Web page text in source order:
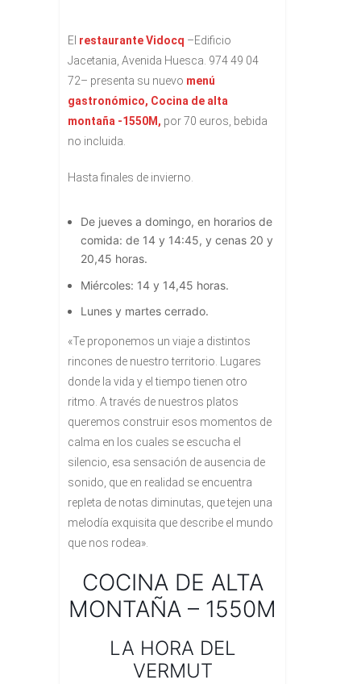
El restaurante Vidocq –Edificio
Jacetania, Avenida Huesca. 974 49 04
72– presenta su nuevo menú
gastronómico, Cocina de alta
montaña -1550M, por 70 euros, bebida
no incluida.
Hasta finales de invierno.
De jueves a domingo, en horarios de
comida: de 14 y 14:45, y cenas 20 y
20,45 horas.
Miércoles: 14 y 14,45 horas.
Lunes y martes cerrado.
«Te proponemos un viaje a distintos
rincones de nuestro territorio. Lugares
donde la vida y el tiempo tienen otro
ritmo. A través de nuestros platos
queremos construir esos momentos de
calma en los cuales se escucha el
silencio, esa sensación de ausencia de
sonido, que en realidad se encuentra
repleta de notas diminutas, que tejen una
melodía exquisita que describe el mundo
que nos rodea».
COCINA DE ALTA
MONTAÑA – 1550M
LA HORA DEL
VERMUT